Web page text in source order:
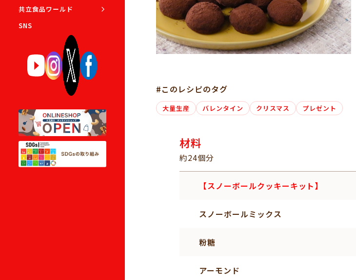
共立食品ワールド
SNS
#このレシピのタグ
大量生産 バレンタイン クリスマス プレゼント
材料
約24個分
【スノーボールクッキーキット】
スノーボールミックス
粉糖
アーモンド